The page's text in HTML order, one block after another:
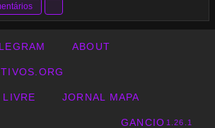
ABOUT
LIVRE JORNAL MAPA
GANCIO 1.26.1